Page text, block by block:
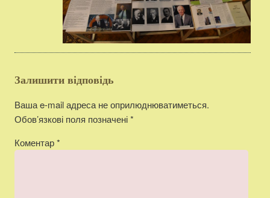
Залишити відповідь
Ваша e-mail адреса не оприлюднюватиметься.
Обов’язкові поля позначені*
Коментар*